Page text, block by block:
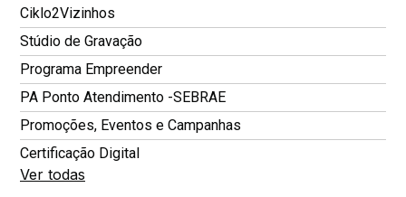
Ciklo2Vizinhos
Stúdio de Gravação
Programa Empreender
PA Ponto Atendimento -SEBRAE
Promoções, Eventos e Campanhas
Certificação Digital
Ver todas